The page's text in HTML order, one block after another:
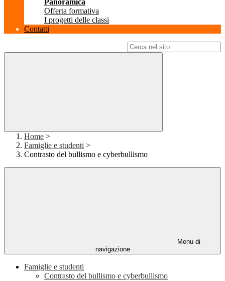
Panoramica
Offerta formativa
I progetti delle classi
Contatti
Home >
Famiglie e studenti >
Contrasto del bullismo e cyberbullismo
Menu di
navigazione
Famiglie e studenti
Contrasto del bullismo e cyberbullismo